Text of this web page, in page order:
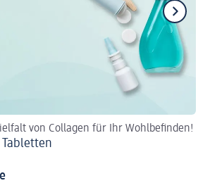
von Collagen für Ihr Wohlbefinden!